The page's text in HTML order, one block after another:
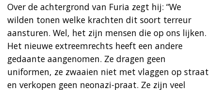
Over de achtergrond van Furia zegt hij: “We
wilden tonen welke krachten dit soort terreur
aansturen. Wel, het zijn mensen die op ons lijken.
Het nieuwe extreemrechts heeft een andere
gedaante aangenomen. Ze dragen geen
uniformen, ze zwaaien niet met vlaggen op straat
en verkopen geen neonazi-praat. Ze zijn veel